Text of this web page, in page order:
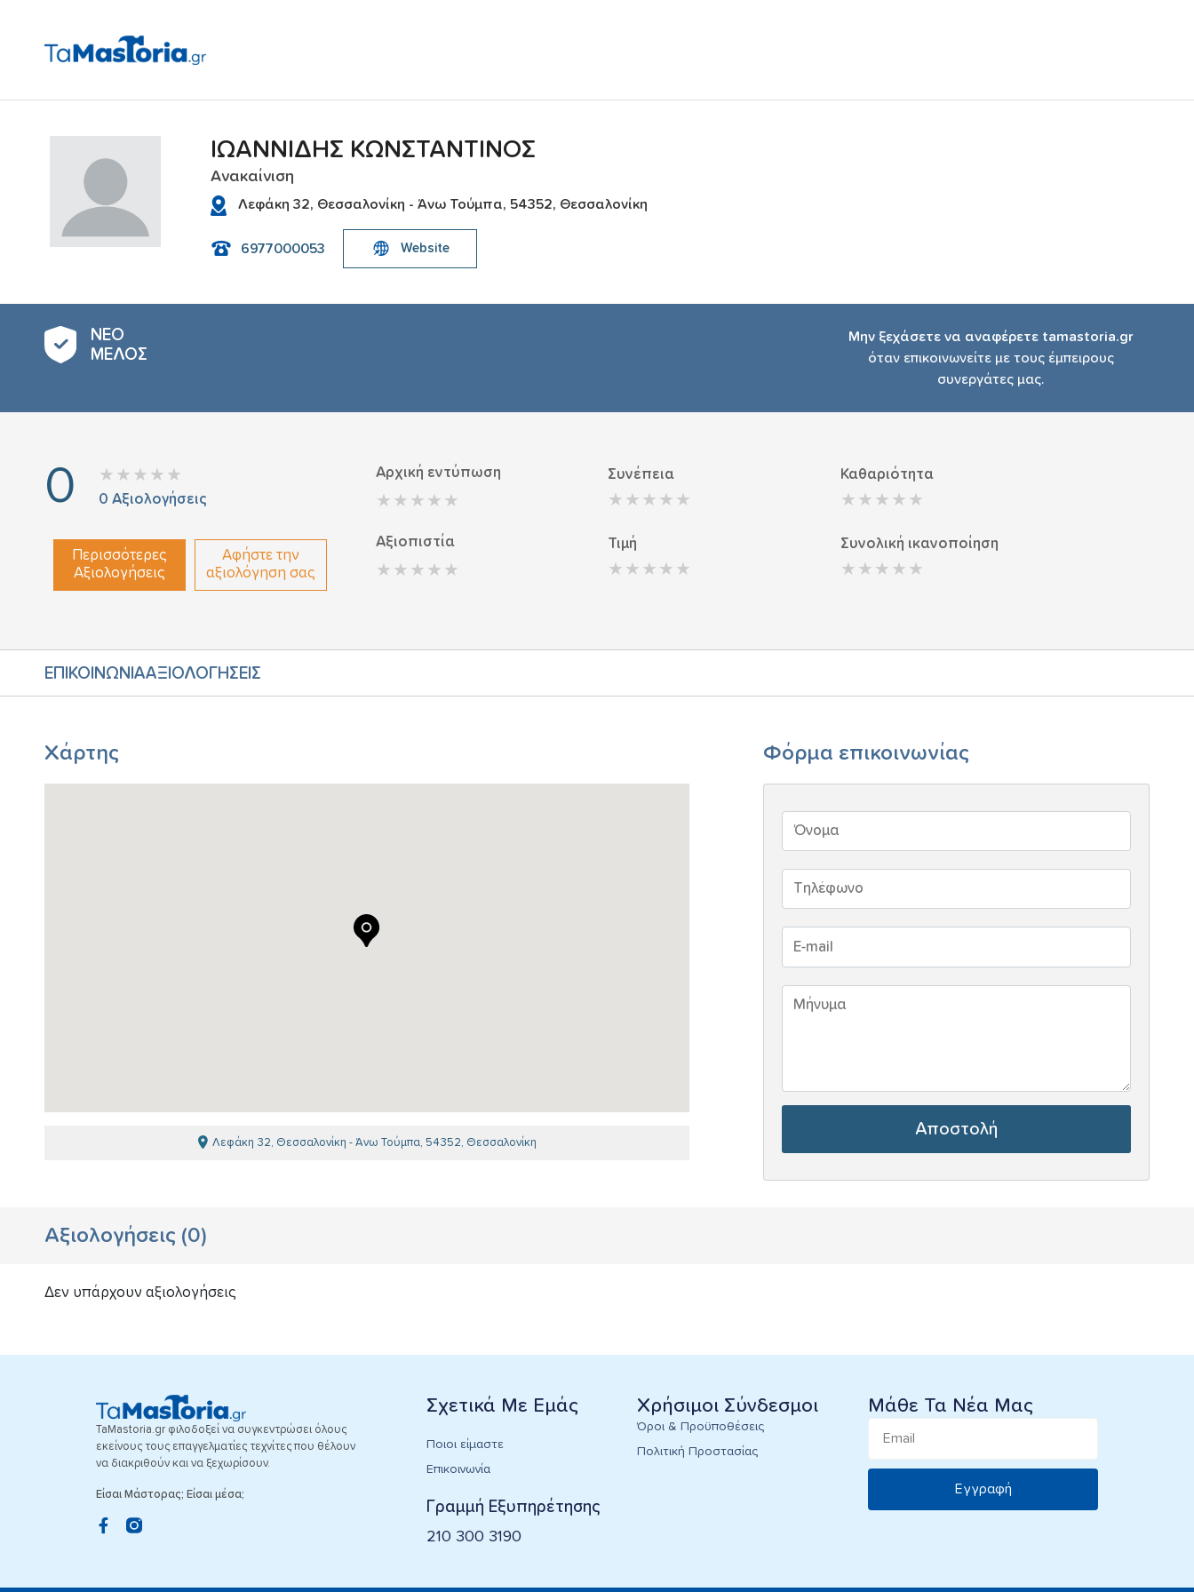
ΙΩΑΝΝΙΔΗΣ ΚΩΝΣΤΑΝΤΙΝΟΣ
Ανακαίνιση
Λεφάκη 32, Θεσσαλονίκη - Άνω Τούμπα, 54352, Θεσσαλονίκη
6977000053 Website
ΝΕΟ
ΜΕΛΟΣ
Μην ξεχάσετε να αναφέρετε tamastoria.gr
όταν επικοινωνείτε με τους έμπειρους
συνεργάτες μας.
0 0 Αξιολογήσεις
Περισσότερες
Αξιολογήσεις
Αφήστε την
αξιολόγηση σας
Αρχική εντύπωση Συνέπεια Καθαριότητα
Αξιοπιστία Τιμή Συνολική ικανοποίηση
ΕΠΙΚΟΙΝΩΝΙΑΑΞΙΟΛΟΓΗΣΕΙΣ
Χάρτης
Λεφάκη 32, Θεσσαλονίκη - Άνω Τούμπα, 54352, Θεσσαλονίκη
Φόρμα επικοινωνίας
Αποστολή
Αξιολογήσεις (0)
Δεν υπάρχουν αξιολογήσεις
TaMastoria.gr φιλοδοξεί να συγκεντρώσει όλους
εκείνους τους επαγγελματίες τεχνίτες που θέλουν
να διακριθούν και να ξεχωρίσουν.
Είσαι Μάστορας; Είσαι μέσα;
Σχετικά Με Εμάς
Ποιοι είμαστε
Επικοινωνία
Γραμμή Εξυπηρέτησης
210 300 3190
Χρήσιμοι Σύνδεσμοι
Όροι & Προϋποθέσεις
Πολιτική Προστασίας
Μάθε Τα Νέα Μας
Εγγραφή